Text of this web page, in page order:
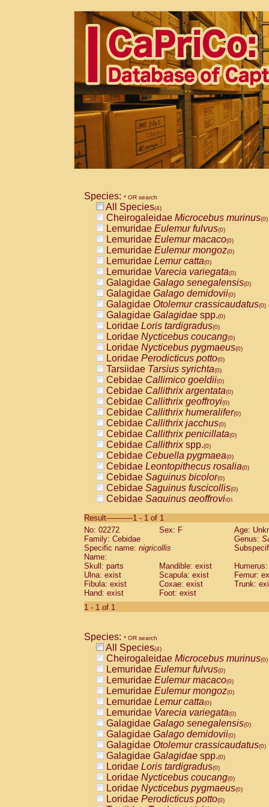
Species: * OR search
All Species(4)
Cheirogaleidae Microcebus murinus(0)
Lemuridae Eulemur fulvus(0)
Lemuridae Eulemur macaco(0)
Lemuridae Eulemur mongoz(0)
Lemuridae Lemur catta(0)
Lemuridae Varecia variegata(0)
Galagidae Galago senegalensis(0)
Galagidae Galago demidovii(0)
Galagidae Otolemur crassicaudatus(0)
Galagidae Galagidae spp.(0)
Loridae Loris tardigradus(0)
Loridae Nycticebus coucang(0)
Loridae Nycticebus pygmaeus(0)
Loridae Perodicticus potto(0)
Tarsiidae Tarsius syrichta(0)
Cebidae Callimico goeldii(0)
Cebidae Callithrix argentata(0)
Cebidae Callithrix geoffroyi(0)
Cebidae Callithrix humeralifer(0)
Cebidae Callithrix jacchus(0)
Cebidae Callithrix penicillata(0)
Cebidae Callithrixspp.(0)
Cebidae Cebuella pygmaea(0)
Cebidae Leontopithecus rosalia(0)
Cebidae Saguinus bicolor(0)
Cebidae Saguinus fuscicollis(0)
Cebidae Saguinus geoffroyi(0)
CebidaeSaguinus labiatus(0)
Cebidae Saguinus leucopus (0)
Cebidae
CebidaeSaguinus mystax
Cebidae Saguinus nigricollis (1)
Cebidae Saguinus oedipus
Cebidae Saguinus weddelli
Cebidae Saguinusspp.
Cebidae
CebidaeCebus capucinus
CebidaeCebus nigrivittatus
CebidaeCebus spp.(0)
CebidaeSaimiri boliviensis(0)
CebidaeSaimiri sciureus(0)
AtelidaeAlouatta caraya(0)
AtelidaeAlouatta fusca(0)
AtelidaeAlouatta seniculus(0)
AtelidaeAlouattaspp.(0)
AtelidaeAteles belzebuth(0)
AtelidaeAteles geoffroyi(0)
AtelidaeAteles paniscus(0)
AtelidaeAtelesspp.(0)
AtelidaeLagothrix lagothricha(0)
AtelidaeLagothrix lagothricha cana
PitheciidaeCacajao calvus
Result-----------1 - 1 of 1
No: 02272
Sex: F
Age:
Family: Cebidae
Genus:
Specific name: nigricollis
Name:
Skull: parts
Mandible: exist
Ulna: exist
Scapula: exist
Femur:
Fibula: exist
Coxae: exist
Trunk:
Hand: exist
Foot: exist
1 - 1 of 1
Species: * OR search
All Species(4)
Cheirogaleidae Microcebus murinus(0)
Lemuridae Eulemur fulvus(0)
Lemuridae Eulemur macaco(0)
Lemuridae Eulemur mongoz(0)
Lemuridae Lemur catta(0)
Lemuridae Varecia variegata(0)
Galagidae Galago senegalensis(0)
Galagidae Galago demidovii(0)
Galagidae Otolemur crassicaudatus(0)
Galagidae Galagidae spp.(0)
Loridae Loris tardigradus(0)
Loridae Nycticebus coucang(0)
Loridae Nycticebus pygmaeus(0)
Loridae Perodicticus potto(0)